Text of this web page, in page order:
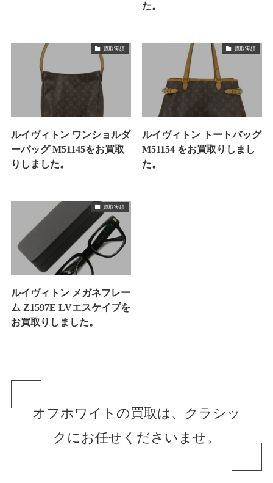
た。
買取実績
ルイヴィトン ワンショルダ
ーバッグ M51145をお買取
りしました。
買取実績
ルイヴィトン トートバッグ
M51154 をお買取りしまし
た。
買取実績
ルイヴィトン メガネフレー
ム Z1597E LVエスケイプを
お買取りしました。
オフホワイトの買取は、クラシッ
クにお任せくださいませ。